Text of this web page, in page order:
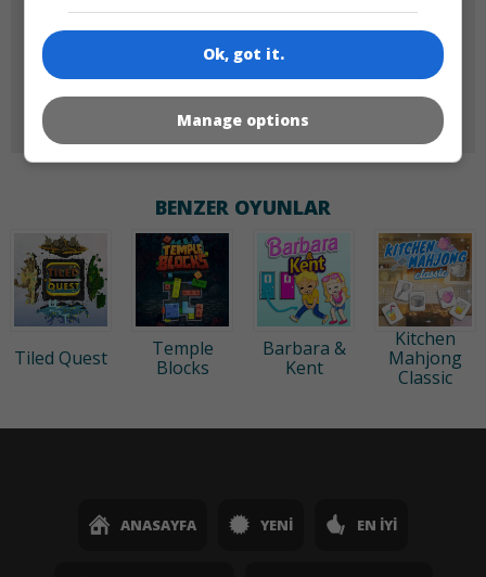
60x60
BENZER OYUNLAR
Tiled Quest
Temple
Blocks
Barbara &
Kent
Kitchen
Mahjong
Classic
ANASAYFA YENI EN İYI
Ok, got it.
Manage options